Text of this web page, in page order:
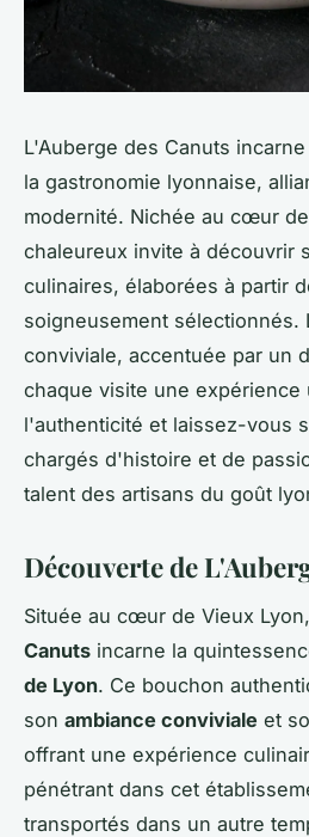
L'Auberge des Canuts
la gastronomie lyonnaise,
modernité. Nichée au cœur
chaleureux invite à découvrir
culinaires, élaborées à partir
soigneusement sélectionnés.
conviviale, accentuée par un
chaque visite une expérience
l'authenticité et laissez-vous
chargés d'histoire et de
talent des artisans du goût
Découverte de
Située au cœur de Vieux Lyon,
Canuts incarne la
de Lyon. Ce bouchon
son ambiance conviviale et
offrant une expérience
pénétrant dans cet
transportés dans un autre